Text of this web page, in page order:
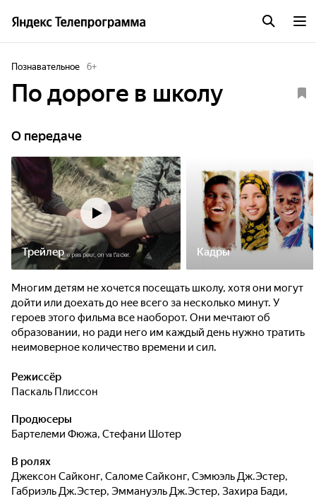
Познавательное 6+
По дороге в школу
О передаче
Трейлер Кадры
Многим детям не хочется посещать школу, хотя они могут
дойти или доехать до нее всего за несколько минут. У
героев этого фильма все наоборот. Они мечтают об
образовании, но ради него им каждый день нужно тратить
неимоверное количество времени и сил.
Режиссёр
Паскаль Плиссон
Продюсеры
Бартелеми Фюжа, Стефани Шотер
В ролях
Джексон Сайконг, Саломе Сайконг, Сэмюэль Дж.Эстер,
Габриэль Дж.Эстер, Эммануэль Дж.Эстер, Захира Бади,